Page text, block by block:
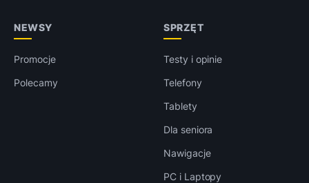
NEWSY
Promocje
Polecamy
SPRZĘT
Testy i opinie
Telefony
Tablety
Dla seniora
Nawigacje
PC i Laptopy